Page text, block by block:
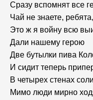
Сразу вспомнят все
Чай не знаете, ребята,
Это ж я войну всю
Дали нашему герою
Две бутылки пива
И сидит теперь
В четырех стенах
Мимо люди мирно